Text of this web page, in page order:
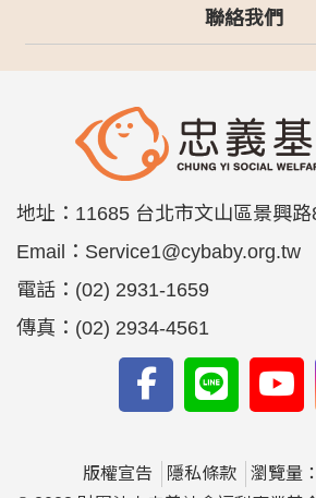
聯絡我們
地址： 11685 台北市文山區景興
Email： Service1@cybaby.org.tw
電話： (02) 2931-1659
傳真： (02) 2934-4561
版權宣告 隱私條款
瀏覽量